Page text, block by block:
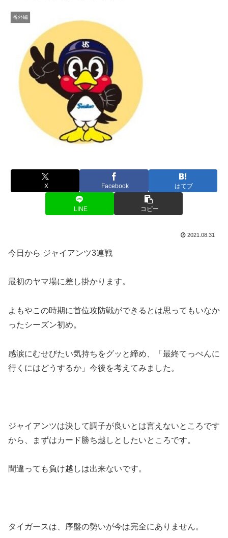
番外編
X Facebook はてブ
LINE コピー
2021.08.31
今日から ジャイアンツ3連戦
最初のヤマ場に差し掛かります。
よもやこの時期に首位攻防戦ができるとは思ってもいなか
ったシーズン初め。
感涙にむせびたい気持ちをグッと締め、「最終てっぺんに
行くにはどうするか」今後を考えてみました。
ジャイアンツは決して調子が良いとは言えないところです
から、まずはカード勝ち越しとしたいところです。
間違っても負け越しは出来ないです。
タイガースは、序盤の勢いが今は完全にありません。